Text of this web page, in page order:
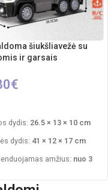
šiukšliavežė su
ir garsais
€
dydis: 26.5 × 13 × 10 cm
dydis: 41 × 12 × 17 cm
amžius: nuo 3